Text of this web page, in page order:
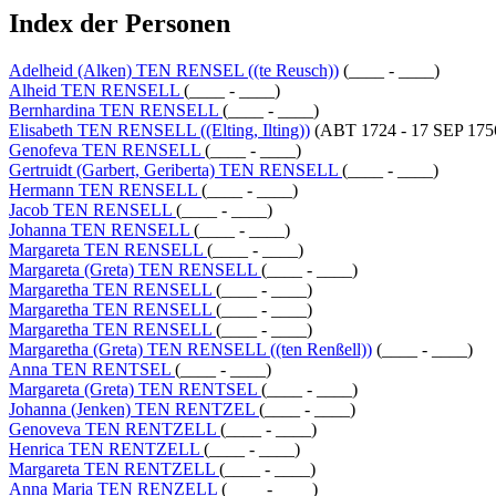
Index der Personen
Adelheid (Alken) TEN RENSEL ((te Reusch)) (____ - ____)
Alheid TEN RENSELL (____ - ____)
Bernhardina TEN RENSELL (____ - ____)
Elisabeth TEN RENSELL ((Elting, Ilting)) (ABT 1724 - 17 SEP
Genofeva TEN RENSELL (____ - ____)
Gertruidt (Garbert, Geriberta) TEN RENSELL (____ - ____)
Hermann TEN RENSELL (____ - ____)
Jacob TEN RENSELL (____ - ____)
Johanna TEN RENSELL (____ - ____)
Margareta TEN RENSELL (____ - ____)
Margareta (Greta) TEN RENSELL (____ - ____)
Margaretha TEN RENSELL (____ - ____)
Margaretha TEN RENSELL (____ - ____)
Margaretha TEN RENSELL (____ - ____)
Margaretha (Greta) TEN RENSELL ((ten Renßell)) (____ - ____)
Anna TEN RENTSEL (____ - ____)
Margareta (Greta) TEN RENTSEL (____ - ____)
Johanna (Jenken) TEN RENTZEL (____ - ____)
Genoveva TEN RENTZELL (____ - ____)
Henrica TEN RENTZELL (____ - ____)
Margareta TEN RENTZELL (____ - ____)
Anna Maria TEN RENZELL (____ - ____)